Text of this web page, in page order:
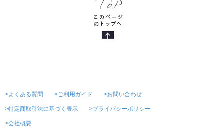
>よくある質問 >ご利用ガイド >お問い合わせ
>特定商取引法に基づく表示 >プライバシーポリシー
>会社概要